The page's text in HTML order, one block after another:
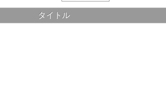
タイトル